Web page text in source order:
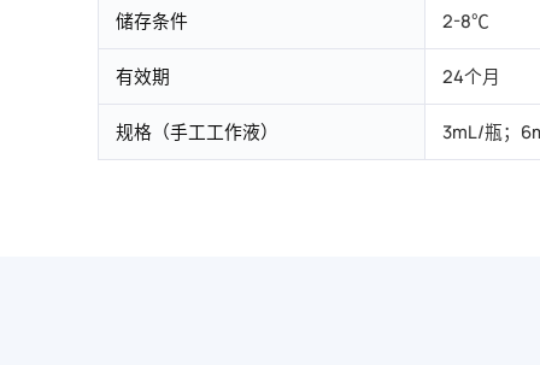
储存条件 2-8℃
有效期 24个月
规格（手工工作液） 3mL/瓶；